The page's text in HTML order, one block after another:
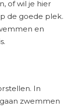
of wil je hier
de goede plek.
en
In
zwemmen